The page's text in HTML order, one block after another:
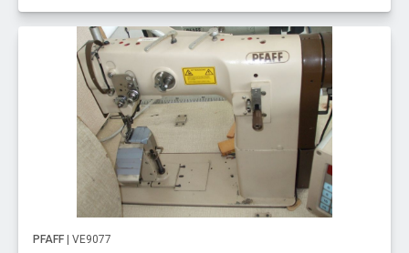
PFAFF | VE9077